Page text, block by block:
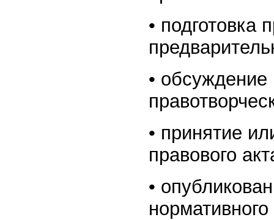
• подготовка
• обсуждение
• принятие
правового
•